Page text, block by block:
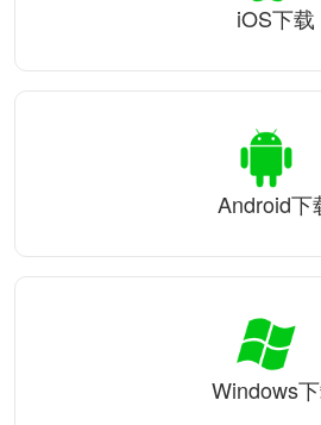
iOS下载
Android下
Windows